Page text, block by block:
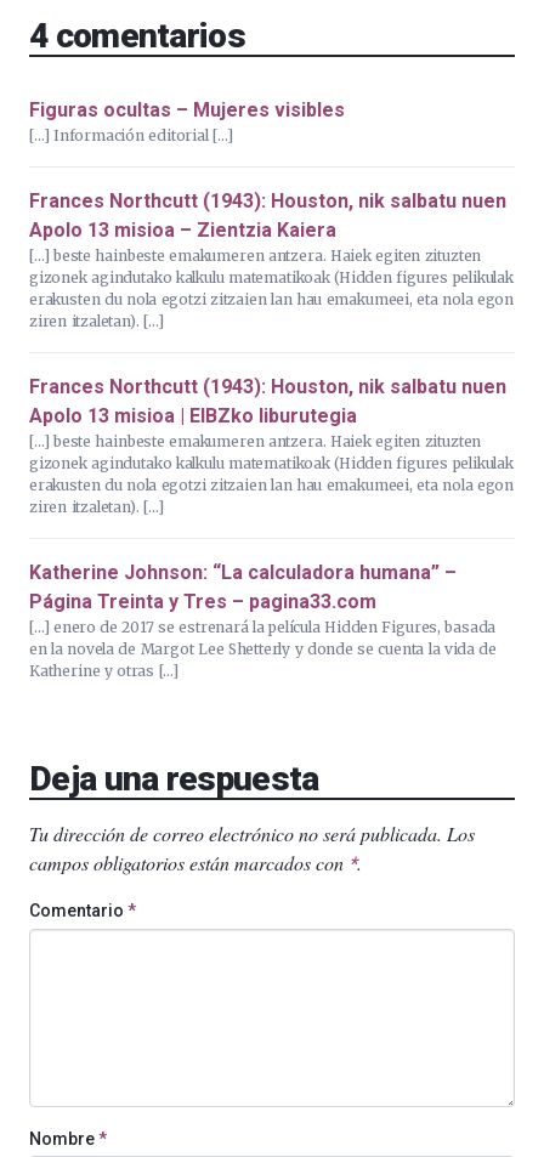
4comentarios
Figuras ocultas – Mujeres visibles
[…] Información editorial […]
Frances Northcutt (1943): Houston, nik salbatu nuen
Apolo 13 misioa – Zientzia Kaiera
[…] beste hainbeste emakumeren antzera. Haiek egiten zituzten
gizonek agindutako kalkulu matematikoak (Hidden figures pelikulak
erakusten du nola egotzi zitzaien lan hau emakumeei, eta nola egon
ziren itzaletan). […]
Frances Northcutt (1943): Houston, nik salbatu nuen
Apolo 13 misioa | EIBZko liburutegia
[…] beste hainbeste emakumeren antzera. Haiek egiten zituzten
gizonek agindutako kalkulu matematikoak (Hidden figures pelikulak
erakusten du nola egotzi zitzaien lan hau emakumeei, eta nola egon
ziren itzaletan). […]
Katherine Johnson: “La calculadora humana” –
Página Treinta y Tres – pagina33.com
[…] enero de 2017 se estrenará la película Hidden Figures, basada
en la novela de Margot Lee Shetterly y donde se cuenta la vida de
Katherine y otras […]
Deja una respuesta
Tu dirección de correo electrónico no será publicada. Los
campos obligatorios están marcados con *.
Comentario *
Nombre*